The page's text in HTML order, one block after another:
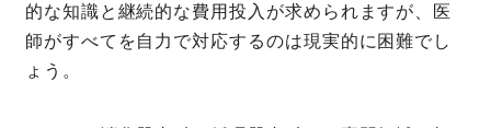
的な知識と継続的な費用投入が求められますが、医
師がすべてを自力で対応するのは現実的に困難でし
ょう。